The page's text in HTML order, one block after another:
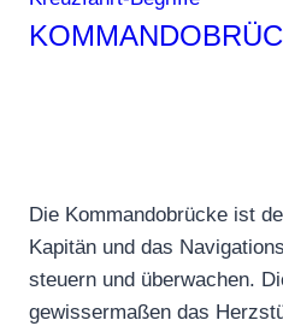
Die Kommandobrücke ist
Kapitän und das
steuern und überwachen.
gewissermaßen das